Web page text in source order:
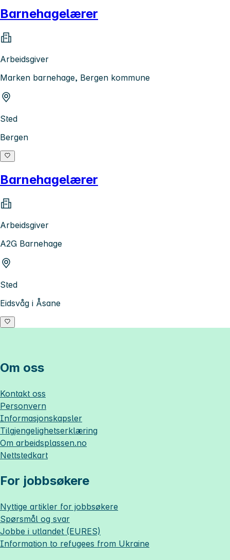
Barnehagelærer
Arbeidsgiver
Marken barnehage, Bergen kommune
Sted
Bergen
Barnehagelærer
Arbeidsgiver
A2G Barnehage
Sted
Eidsvåg i Åsane
Om oss
Kontakt oss
Personvern
Informasjonskapsler
Tilgjengelighetserklæring
Om arbeidsplassen.no
Nettstedkart
For jobbsøkere
Nyttige artikler for jobbsøkere
Spørsmål og svar
Jobbe i utlandet (EURES)
Information to refugees from Ukraine